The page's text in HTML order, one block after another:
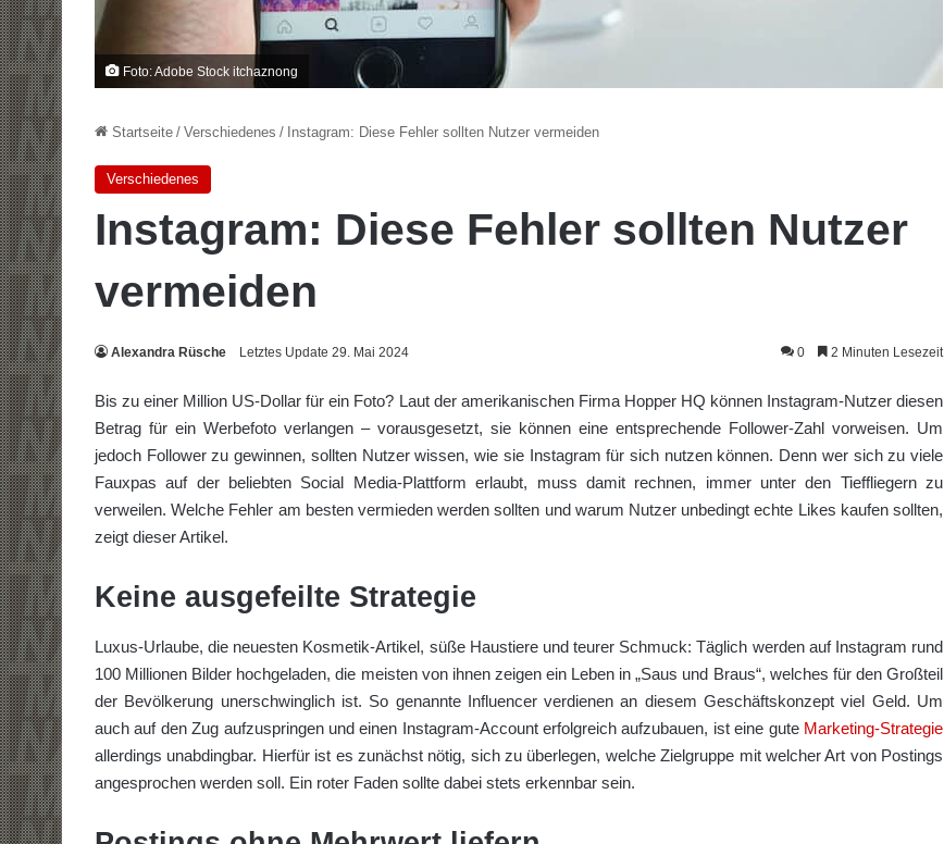
Foto: Adobe Stock itchaznong
Startseite / Verschiedenes / Instagram: Diese Fehler sollten Nutzer vermeiden
Verschiedenes
Instagram: Diese Fehler sollten Nutzer
vermeiden
Alexandra Rüsche Letztes Update 29. Mai 2024 0 2 Minuten Lesezeit
Bis zu einer Million US-Dollar für ein Foto? Laut der amerikanischen Firma Hopper HQ können Instagram-Nutzer diesen
Betrag für ein Werbefoto verlangen – vorausgesetzt, sie können eine entsprechende Follower-Zahl vorweisen. Um
jedoch Follower zu gewinnen, sollten Nutzer wissen, wie sie Instagram für sich nutzen können. Denn wer sich zu viele
Fauxpas auf der beliebten Social Media-Plattform erlaubt, muss damit rechnen, immer unter den Tieffliegern zu
verweilen. Welche Fehler am besten vermieden werden sollten und warum Nutzer unbedingt echte Likes kaufen sollten,
zeigt dieser Artikel.
Keine ausgefeilte Strategie
Luxus-Urlaube, die neuesten Kosmetik-Artikel, süße Haustiere und teurer Schmuck: Täglich werden auf Instagram rund
100 Millionen Bilder hochgeladen, die meisten von ihnen zeigen ein Leben in „Saus und Braus“, welches für den Großteil
der Bevölkerung unerschwinglich ist. So genannte Influencer verdienen an diesem Geschäftskonzept viel Geld. Um
auch auf den Zug aufzuspringen und einen Instagram-Account erfolgreich aufzubauen, ist eine gute Marketing-Strategie
allerdings unabdingbar. Hierfür ist es zunächst nötig, sich zu überlegen, welche Zielgruppe mit welcher Art von Postings
angesprochen werden soll. Ein roter Faden sollte dabei stets erkennbar sein.